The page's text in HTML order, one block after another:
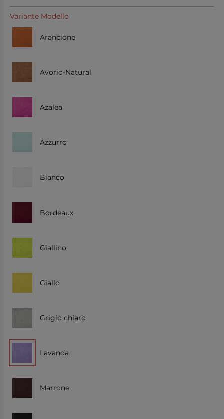
Variante Modello
Arancione
Avorio-Natural
Azalea
Azzurro
Bianco
Bordeaux
Giallino
Giallo
Grigio chiaro
Lavanda
Marrone